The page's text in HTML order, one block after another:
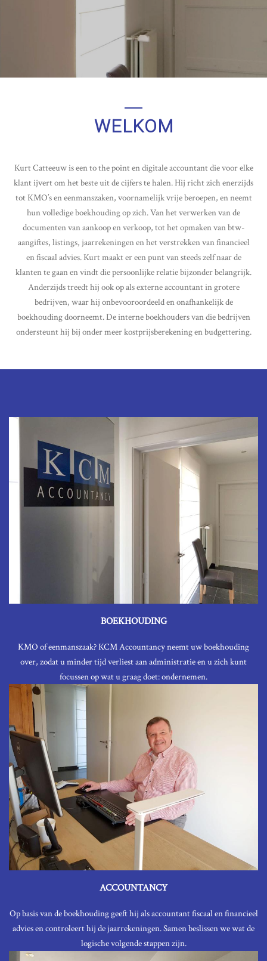
WELKOM
Kurt Catteeuw is een to the point en digitale accountant die voor elke
klant ijvert om het beste uit de cijfers te halen. Hij richt zich enerzijds
tot KMO’s en eenmanszaken, voornamelijk vrije beroepen, en neemt
hun volledige boekhouding op zich. Van het verwerken van de
documenten van aankoop en verkoop, tot het opmaken van btw-
aangiftes, listings, jaarrekeningen en het verstrekken van financieel
en fiscaal advies. Kurt maakt er een punt van steeds zelf naar de
klanten te gaan en vindt die persoonlijke relatie bijzonder belangrijk.
Anderzijds treedt hij ook op als externe accountant in grotere
bedrijven, waar hij onbevooroordeeld en onafhankelijk de
boekhouding doorneemt. De interne boekhouders van die bedrijven
ondersteunt hij bij onder meer kostprijsberekening en budgettering.
BOEKHOUDING
KMO of eenmanszaak? KCM Accountancy neemt uw boekhouding
over, zodat u minder tijd verliest aan administratie en u zich kunt
focussen op wat u graag doet: ondernemen.
ACCOUNTANCY
Op basis van de boekhouding geeft hij als accountant fiscaal en financieel
advies en controleert hij de jaarrekeningen. Samen beslissen we wat de
logische volgende stappen zijn.